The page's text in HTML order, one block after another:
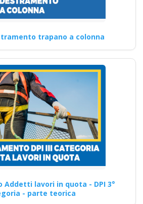
trapano a colonna
lavori in quota - DPI 3°
- parte teorica